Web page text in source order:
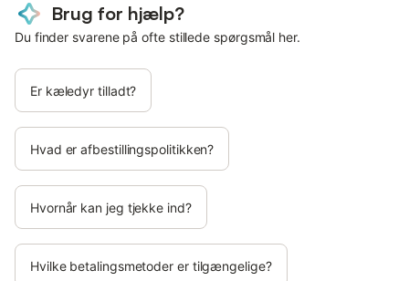
Brug for hjælp?
Du finder svarene på ofte stillede spørgsmål her.
Er kæledyr tilladt?
Hvad er afbestillingspolitikken?
Hvornår kan jeg tjekke ind?
Hvilke betalingsmetoder er tilgængelige?